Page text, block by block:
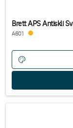
Brett APS Antiskli
A601